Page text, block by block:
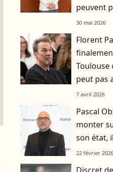
peuvent
30 mai 2026
Florent
Toulouse
peut pas
7 avril 2026
Pascal
monter
son état,
22 février 2026